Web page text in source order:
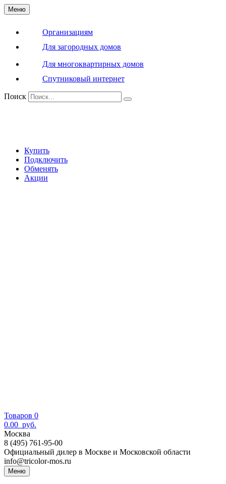
Меню
Организациям
Для загородных домов
Для многоквартирных домов
Спутниковый интернет
Поиск
Купить
Подключить
Обменять
Акции
Товаров 0
0.00 руб.
Москва
8 (495) 761-95-00
Официальный дилер в Москве и Московской области
info@tricolor-mos.ru
Меню